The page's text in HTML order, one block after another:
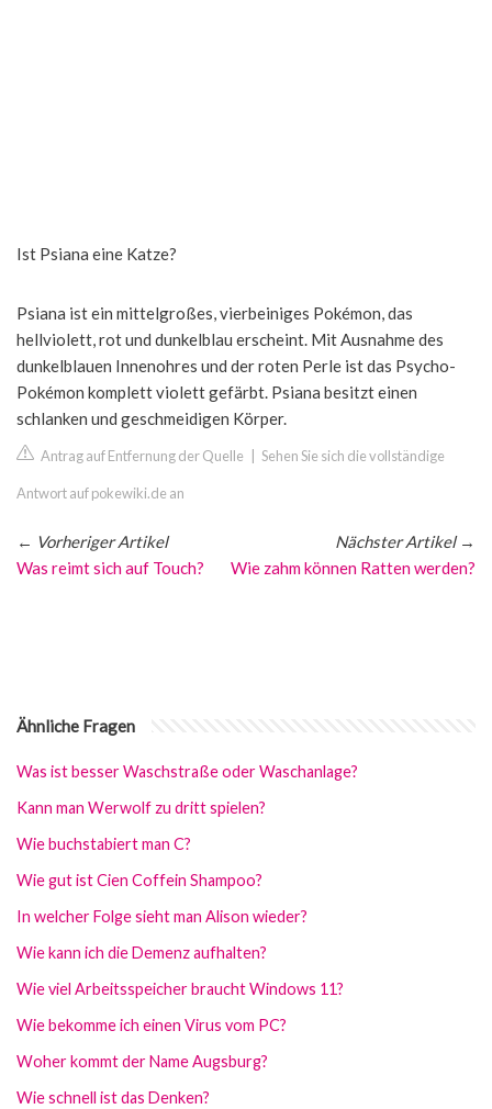
Ist Psiana eine Katze?
Psiana ist ein mittelgroßes, vierbeiniges Pokémon, das
hellviolett, rot und dunkelblau erscheint. Mit Ausnahme des
dunkelblauen Innenohres und der roten Perle ist das Psycho-
Pokémon komplett violett gefärbt. Psiana besitzt einen
schlanken und geschmeidigen Körper.
Antrag auf Entfernung der Quelle Sehen Sie sich die vollständige
Antwort auf pokewiki.de an
← Vorheriger Artikel
Was reimt sich auf Touch?
Nächster Artikel→
Wie zahm können Ratten werden?
Ähnliche Fragen
Was ist besser Waschstraße oder Waschanlage?
Kann man Werwolf zu dritt spielen?
Wie buchstabiert man C?
Wie gut ist Cien Coffein Shampoo?
In welcher Folge sieht man Alison wieder?
Wie kann ich die Demenz aufhalten?
Wie viel Arbeitsspeicher braucht Windows 11?
Wie bekomme ich einen Virus vom PC?
Woher kommt der Name Augsburg?
Wie schnell ist das Denken?